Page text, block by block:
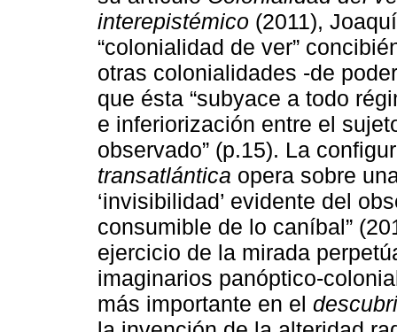
interepistémico (2011),
“colonialidad de ver”
otras colonialidades -de
que ésta “subyace a todo
e inferiorización entre el
observado” (p.15). La
transatlántica opera sobre
‘invisibilidad’ evidente del
consumible de lo caníbal”
ejercicio de la mirada
imaginarios panóptico-
más importante en el